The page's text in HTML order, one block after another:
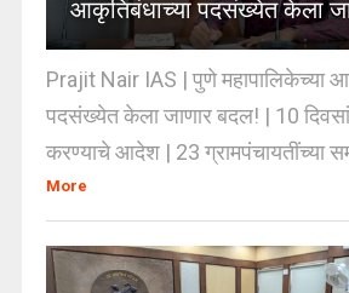
आकृतिबंधाच्या पदसंख्येत केला
Prajit Nair IAS | पुणे महापालिकेच्या
पदसंख्येत केला जाणार बदल! | 10
करण्याचे आदेश | 23 ग्रामपंचायतींच्या
More